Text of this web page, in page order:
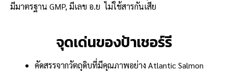
มีมาตรฐาน GMP, มีเลข อ.ย ไม่ใช้สารกันเสีย
จุดเด่นของป้าเชอร์รี
คัดสรรจากวัตถุดิบที่มีคุณภาพอย่าง Atlantic Salmon